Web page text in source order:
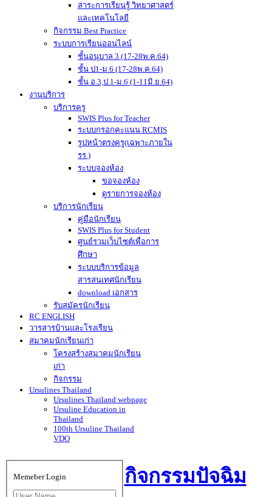
สาระการเรียนรู้ วิทยาศาสตร์
และเทคโนโลยี
กิจกรรม Best Practice
ระบบการเรียนออนไลน์
ชั้นอนุบาล 3 (17-28พ.ค.64)
ชั้น ป1-ม.6 (17-28พ.ค.64)
ชั้น อ.3,ป.1-ม.6 (1-11มิ.ย.64)
งานบริการ
บริการครู
SWIS Plus for Teacher
ระบบกรอกคะแนน RCMIS
รูปหน้าตรงครู(เฉพาะภายใน
รร.)
ระบบจองห้อง
ขอจองห้อง
ดูรายการจองห้อง
บริการนักเรียน
คู่มือนักเรียน
SWIS Plus for Student
ศูนย์รวมเว็บไซต์เพื่อการ
ศึกษา
ระบบบริการข้อมูล
สารสนเทศนักเรียน
download เอกสาร
รับสมัครนักเรียน
RC ENGLISH
วารสารบ้านและโรงเรียน
สมาคมนักเรียนเก่า
โครงสร้างสมาคมนักเรียน
เก่า
กิจกรรม
Ursulines Thailand
Ursulines Thailand webpage
Ursuline Education in
Thailand
100th Ursuline Thailand
VDO
Memeber Login
กิจกรรมปัจฉิม